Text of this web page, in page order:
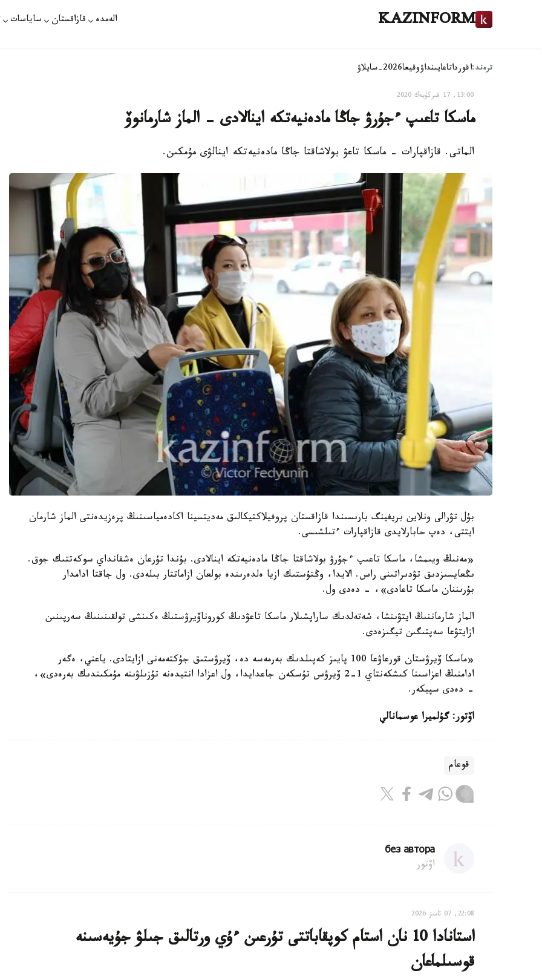
KAZINFORM الەمدە قازاقستان ساياسات
ترەند:اقورداتاعايىنداۋوقيعا2026-سايلاۋ
13:00, 17 قىركۇيەك 2020
ماسكا تاعىپ ءجۇرۋ جاڭا مادەنيەتكە اينالادى - الماز شارمانوۆ
الماتى. قازاقپارات - ماسكا تاعۋ بولاشاقتا جاڭا مادەنيەتكە اينالۋى مۇمكىن.
بۇل تۋرالى ونلاين بريفينگ بارىسىندا قازاقستان پروفيلاكتيكالىق مەديتسينا اكادەمياسىنىڭ پرەزيدەنتى الماز شارمان
ايتتى، دەپ حابارلايدى قازاقپارات ءتىلشىسى.
«مەنىڭ ويىمشا، ماسكا تاعىپ ءجۇرۋ بولاشاقتا جاڭا مادەنيەتكە اينالادى. بۇندا تۇرعان ەشقانداي سوكەتتىك جوق.
ىڭعايسىزدىق تۋدىراتىنى راس. الايدا، وڭتۇستىك ازيا ەلدەرىندە بولعان ازاماتتار بىلەدى. ول جاقتا ادامدار
بۇرىننان ماسكا تاعادى»، - دەدى ول.
الماز شارماننىڭ ايتۋىنشا، شەتەلدىك ساراپشىلار ماسكا تاعۋدىڭ كوروناۆيرۋستىڭ ەكىنشى تولقىنىنىڭ سەرپىنىن
ازايتۋعا سەپتىگىن تيگىزەدى.
«ماسكا ۆيرۋستان قورعاۋعا 100 پايىز كەپىلدىك بەرمەسە دە، ۆيرۋستىق جۇكتەمەنى ازايتادى. ياعني، ەگەر
ادامنىڭ اعزاسىنا كىشكەنتاي 1-2 ۆيرۋس تۇسكەن جاعدايدا، ول اعزادا انتيدەنە تۇزىلۋىنە مۇمكىندىك بەرەدى»،
- دەدى سپيكەر.
اۆتور: گۇلميرا عوسمانالي
قوعام
без автора
اۆتور
22:08, 07 تامىز 2026
استانادا 10 نان استام كوپقاباتتى تۇرعىن ءۇي ورتالىق جىلۋ جۇيەسىنە
قوسىلماعان